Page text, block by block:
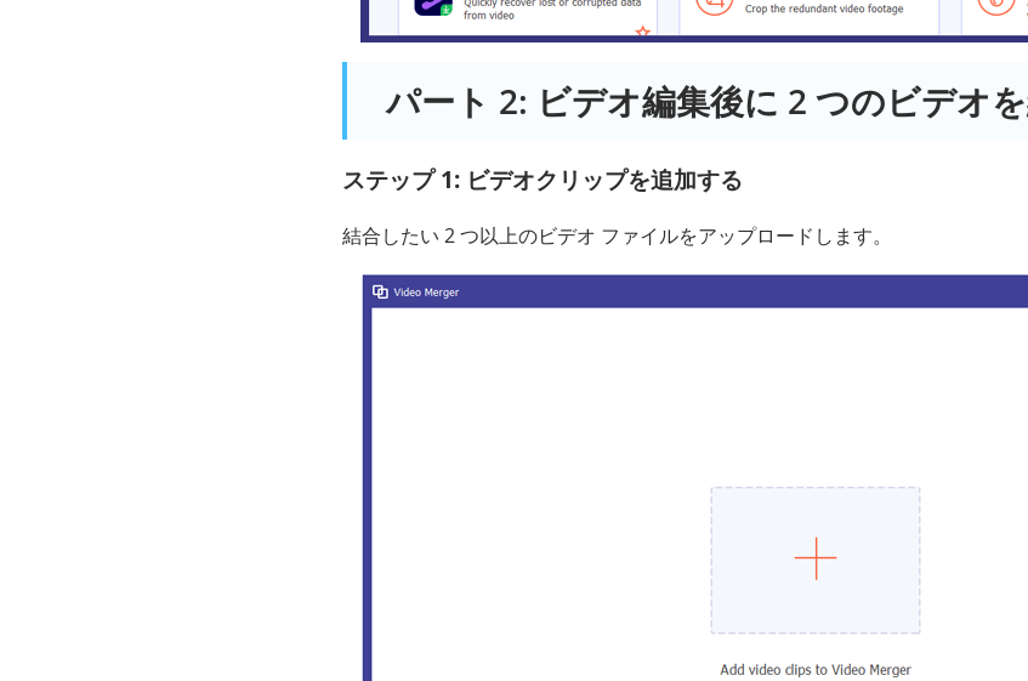
パート 2: ビデオ編集後に 2 つのビデオ
ステップ 1: ビデオクリップを追加する
結合したい 2 つ以上のビデオ ファイルをアップロードします。